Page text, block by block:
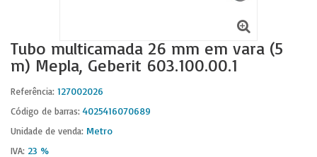
Tubo multicamada 26 mm em vara (5
m) Mepla, Geberit 603.100.00.1
Referência: 127002026
Código de barras: 4025416070689
Unidade de venda: Metro
IVA: 23 %